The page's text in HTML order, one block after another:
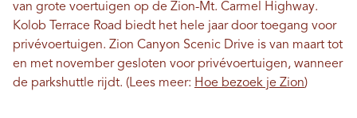
van grote voertuigen op de Zion-Mt. Carmel Highway.
Kolob Terrace Road biedt het hele jaar door toegang voor
privévoertuigen. Zion Canyon Scenic Drive is van maart tot
en met november gesloten voor privévoertuigen, wanneer
de parkshuttle rijdt. (Lees meer: Hoe bezoek je Zion)